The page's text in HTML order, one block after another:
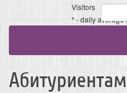
Visitors
* - daily average